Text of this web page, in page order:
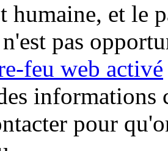
humaine, et le
pas
feu web activé
informations
pour